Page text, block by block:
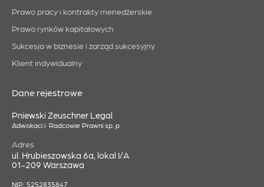
Prawo pracy i kontrakty menedżerskie
Prawo rynków kapitałowych
Sukcesja w biznesie i zarząd sukcesyjny
Klient indywidualny
Dane rejestrowe
Pniewski Zeuschner Legal
Adwokaci i Radcowie Prawni sp. p.
Adres
ul. Hrubieszowska 6a, lokal I/A
01-209 Warszawa
NIP: 5252835847